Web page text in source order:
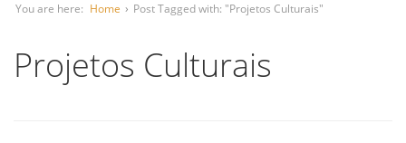
You are here: Home › Post Tagged with: "Projetos Culturais"
Projetos Culturais